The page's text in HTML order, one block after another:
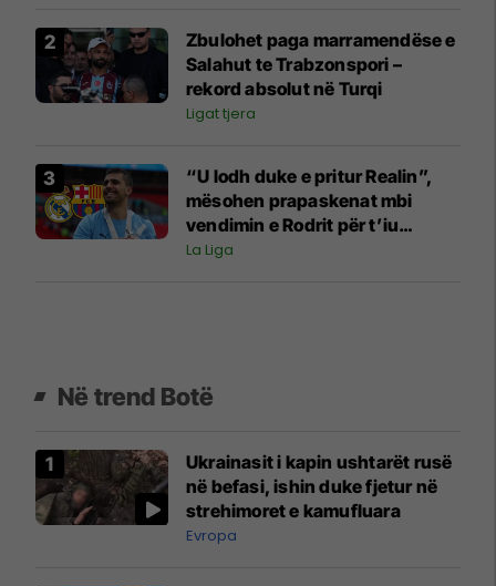
Zbulohet paga marramendëse e
Salahut te Trabzonspori –
rekord absolut në Turqi
Ligat tjera
“U lodh duke e pritur Realin”,
mësohen prapaskenat mbi
vendimin e Rodrit për t’iu
bashkuar Barcelonës
La Liga
Në trend Botë
Ukrainasit i kapin ushtarët rusë
në befasi, ishin duke fjetur në
strehimoret e kamufluara
Evropa